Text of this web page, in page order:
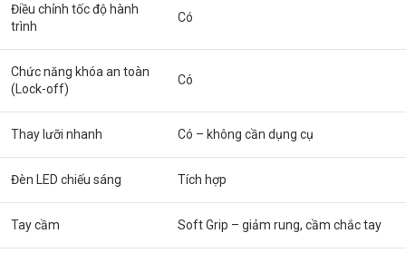
Điều chỉnh tốc độ hành
trình
Có
Chức năng khóa an toàn
(Lock-off)
Có
Thay lưỡi nhanh Có – không cần dụng cụ
Đèn LED chiếu sáng Tích hợp
Tay cầm Soft Grip – giảm rung, cầm chắc tay